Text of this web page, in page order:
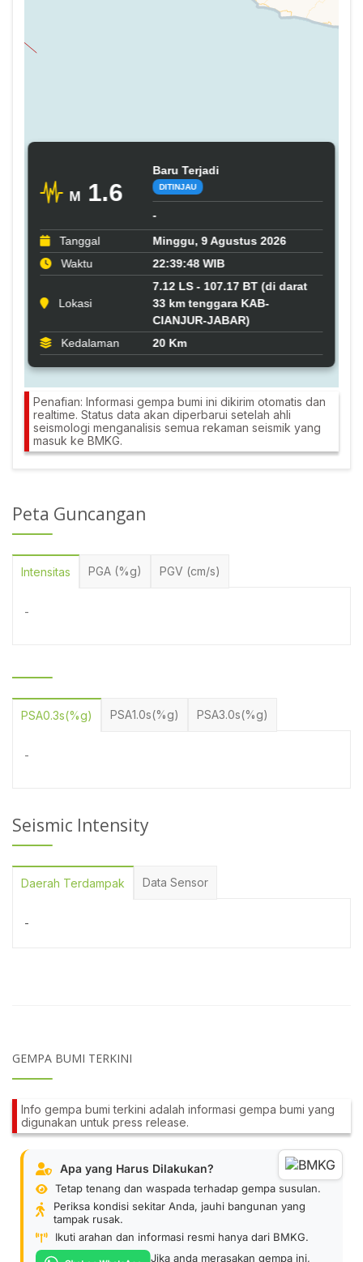
Penafian: Informasi gempa bumi ini dikirim otomatis dan
realtime. Status data akan diperbarui setelah ahli
seismologi menganalisis semua rekaman seismik yang
masuk ke BMKG.
Peta Guncangan
Intensitas PGA (%g) PGV (cm/s)
-
PSA0.3s(%g) PSA1.0s(%g) PSA3.0s(%g)
-
Seismic Intensity
Daerah Terdampak Data Sensor
-
GEMPA BUMI TERKINI
Info gempa bumi terkini adalah informasi gempa bumi yang
digunakan untuk press release.